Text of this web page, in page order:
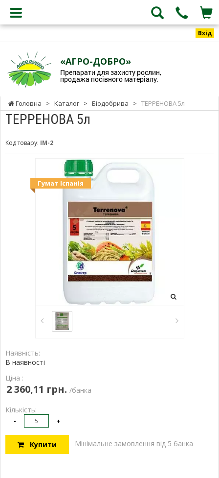
Вхід
«АГРО-ДОБРО»
Препарати для захисту рослин,
продажа посівного матеріалу.
Головна > Каталог > Біодобрива > ТЕРРЕНОВА 5л
ТЕРРЕНОВА 5л
Код товару: ІМ-2
Гумат Іспанія
Наявність:
В наявності
Ціна :
2 360,11 грн. /банка
Кількість:
- +
Купити Мінімальне замовлення від 5 банка